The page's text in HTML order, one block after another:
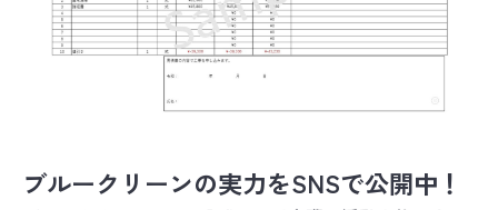
ブルークリーンの実力をSNSで公開中！